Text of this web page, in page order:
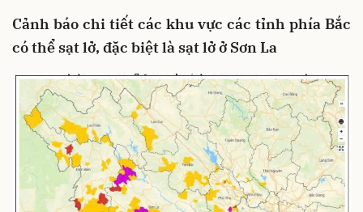
Cảnh báo chi tiết các khu vựccác tỉnh phía Bắc
có thể sạt lở, đặc biệt là sạt lở ở Sơn La